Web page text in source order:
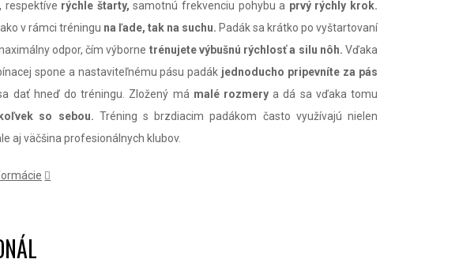
respektíve rýchle štarty, samotnú frekvenciu pohybu a prvý rýchly krok.
ako v rámci tréningu na ľade, tak na suchu. Padák sa krátko po vyštartovaní
odpor, čím výborne trénujete výbušnú rýchlosť a silu nôh. Vďaka
spone a nastaviteľnému pásu padák jednoducho pripevníte za pás
dať hneď do tréningu. Zložený má malé rozmery a dá sa vďaka tomu
so sebou. Tréning s brzdiacim padákom často využívajú nielen
aj väčšina profesionálnych klubov.